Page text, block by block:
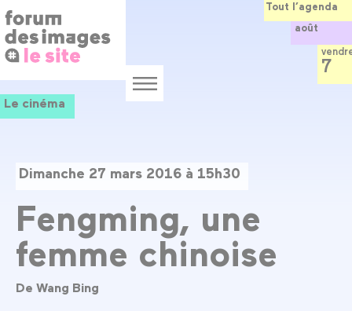
au
contenu
principal
Menu
Le cinéma
Dimanche 27 mars 2016 à 15h30
Fengming, une
femme chinoise
De Wang Bing
Tout l’agenda
août
7